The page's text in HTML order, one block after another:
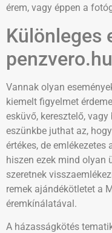
érem, vagy éppen a
Különleges
Vannak olyan
kiemelt figyelmet
esküvő, keresztelő,
eszünkbe juthat az,
értékes, de
hiszen ezek mind olyan
szeretnek
remek ajándékötletet a
éremkínálatával.
A házasságkötés